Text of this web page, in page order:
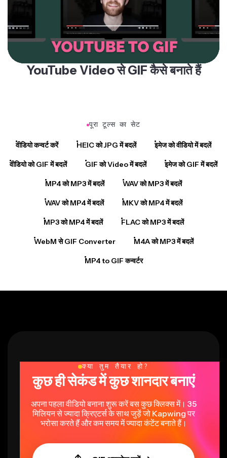
YouTube Video से GIF कैसे बनाते हैं
पूरा टूल्स का सेट
वीडियो कन्वर्ट करें HEIC को JPG में बदलें इमेज को वीडियो में बदलें
वीडियो को GIF में बदलें GIF को Video में बदलें इमेज को GIF में बदलें
MP4 को MP3 में बदलें WAV को MP3 में बदलें
WAV को MP4 में बदलें MKV को MP4 में बदलें
MP3 को MP4 में बदलें FLAC को MP3 में बदलें
WebM से GIF Converter M4A को MP3 में बदलें
MP4 to GIF कन्वर्टर
क्या तुम तैयार हो?
कुछ ही सेकंड में कुछ शानदार बनाएं
अपना पहला वीडियो बनाना शुरू करें बस कुछ क्लिक्स में। 35
मिलियन से ज्यादा क्रिएटर्स के साथ जुड़ें जो Kapwing पर
भरोसा करते हैं और कम समय में ज्यादा कंटेंट बनाते हैं।